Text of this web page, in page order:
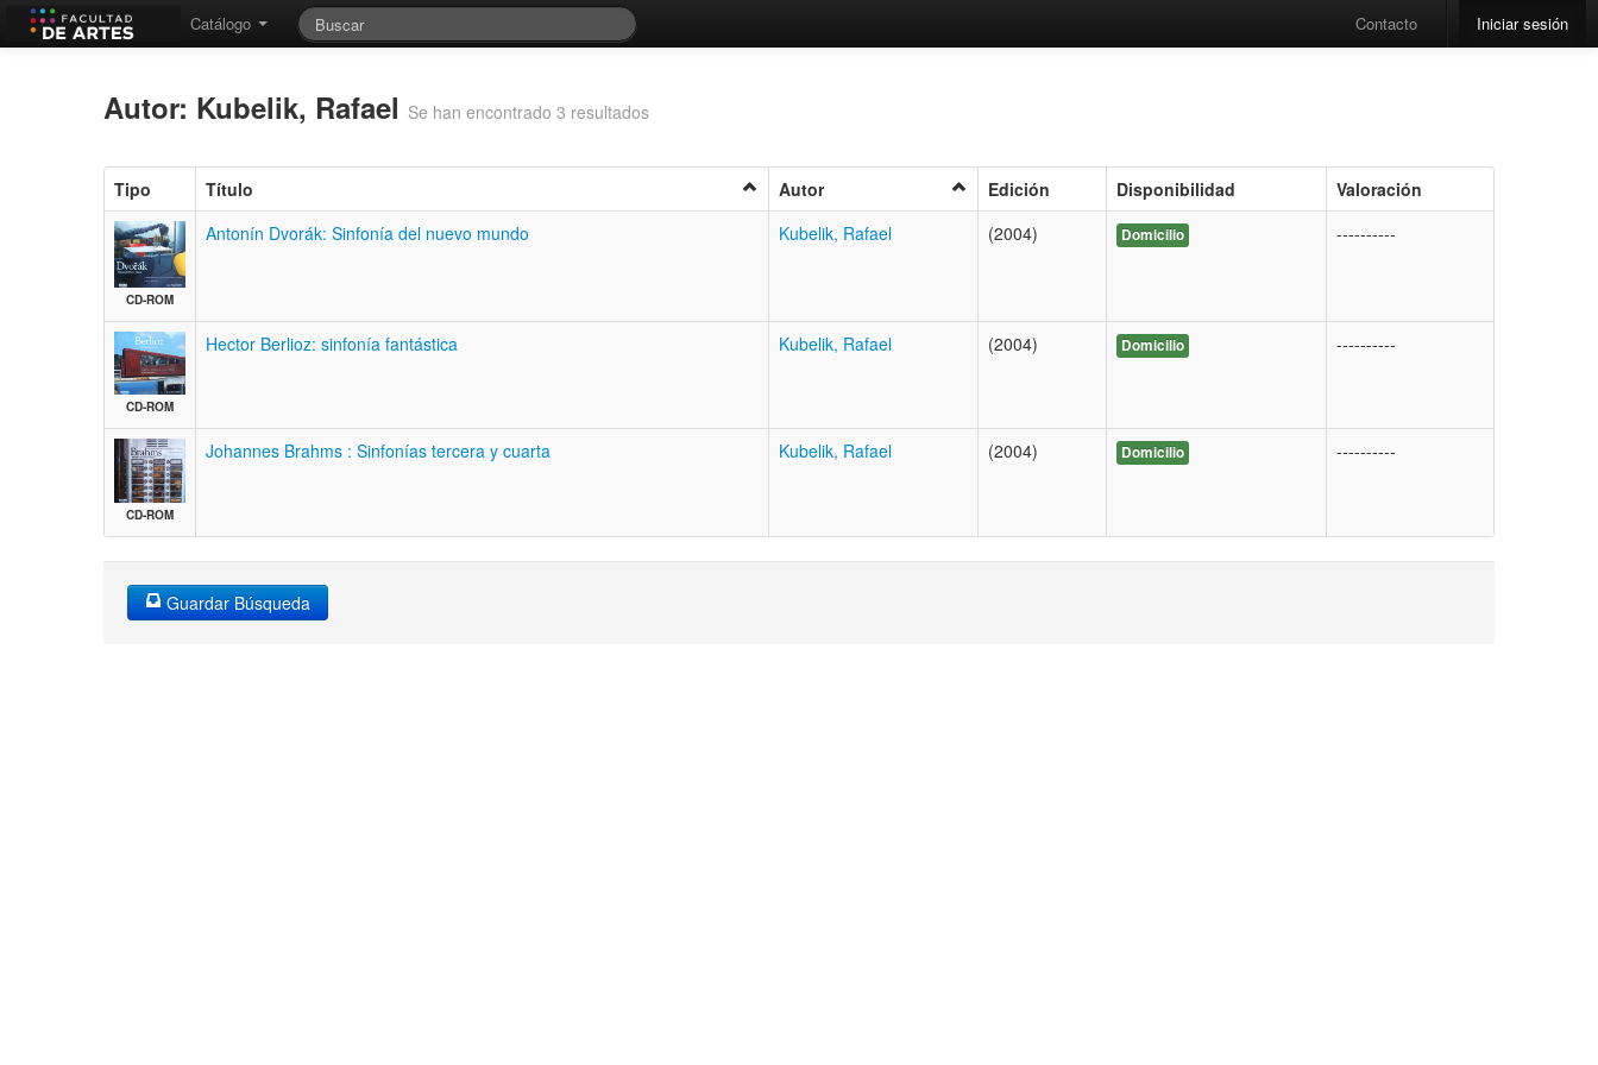
Catálogo Contacto Iniciar sesión
Autor: Kubelik, Rafael Se han encontrado 3 resultados
Tipo Título Autor Edición Disponibilidad Valoración
CD-ROM
Antonín Dvorák: Sinfonía del nuevo mundo Kubelik, Rafael (2004) Domicilio ----------
CD-ROM
Hector Berlioz: sinfonía fantástica Kubelik, Rafael (2004) Domicilio ----------
CD-ROM
Johannes Brahms : Sinfonías tercera y cuarta Kubelik, Rafael (2004) Domicilio ----------
Guardar Búsqueda